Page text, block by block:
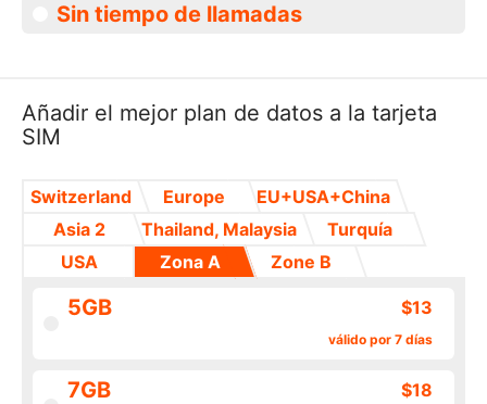
Sin tiempo de llamadas
Añadir el mejor plan de datos a la tarjeta
SIM
Switzerland Europe
EU+USA+China
Asia 2
Thailand, Malaysia
Turquía
USA
Zona A Zone B
$13
5GB
válido por 7 días
$18
7GB